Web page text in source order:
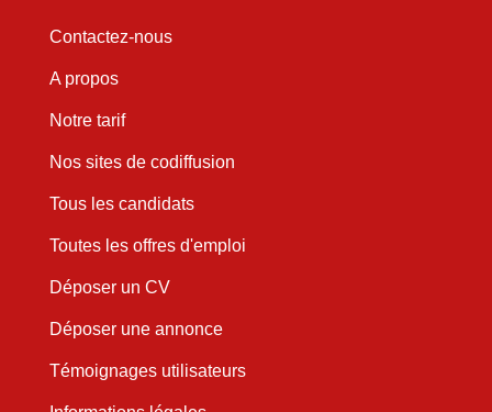
Contactez-nous
A propos
Notre tarif
Nos sites de codiffusion
Tous les candidats
Toutes les offres d'emploi
Déposer un CV
Déposer une annonce
Témoignages utilisateurs